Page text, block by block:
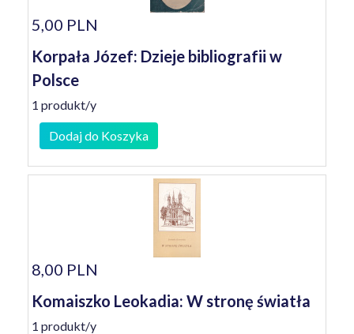
5,00 PLN
Korpała Józef: Dzieje bibliografii w
Polsce
1 produkt/y
Dodaj do Koszyka
8,00 PLN
Komaiszko Leokadia: W stronę światła
1 produkt/y